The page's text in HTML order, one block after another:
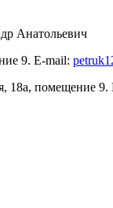
Анатольевич
9. E-mail:
18а, помещение 9.